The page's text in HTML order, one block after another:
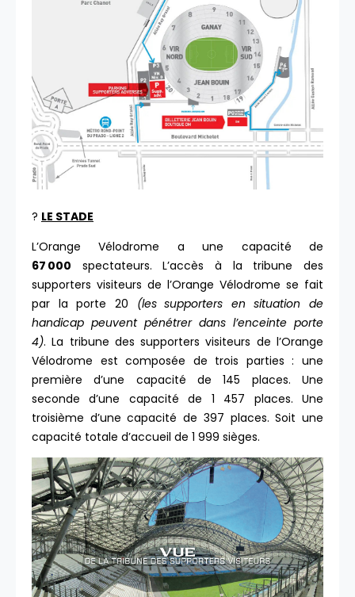
? LE STADE
L’Orange Vélodrome a une capacité de
67 000 spectateurs. L’accès à la tribune des
supporters visiteurs de l’Orange Vélodrome se fait
par la porte 20 (les supporters en situation de
handicap peuvent pénétrer dans l’enceinte porte
4). La tribune des supporters visiteurs de l’Orange
Vélodrome est composée de trois parties : une
première d’une capacité de 145 places. Une
seconde d’une capacité de 1 457 places. Une
troisième d’une capacité de 397 places. Soit une
capacité totale d’accueil de 1 999 sièges.